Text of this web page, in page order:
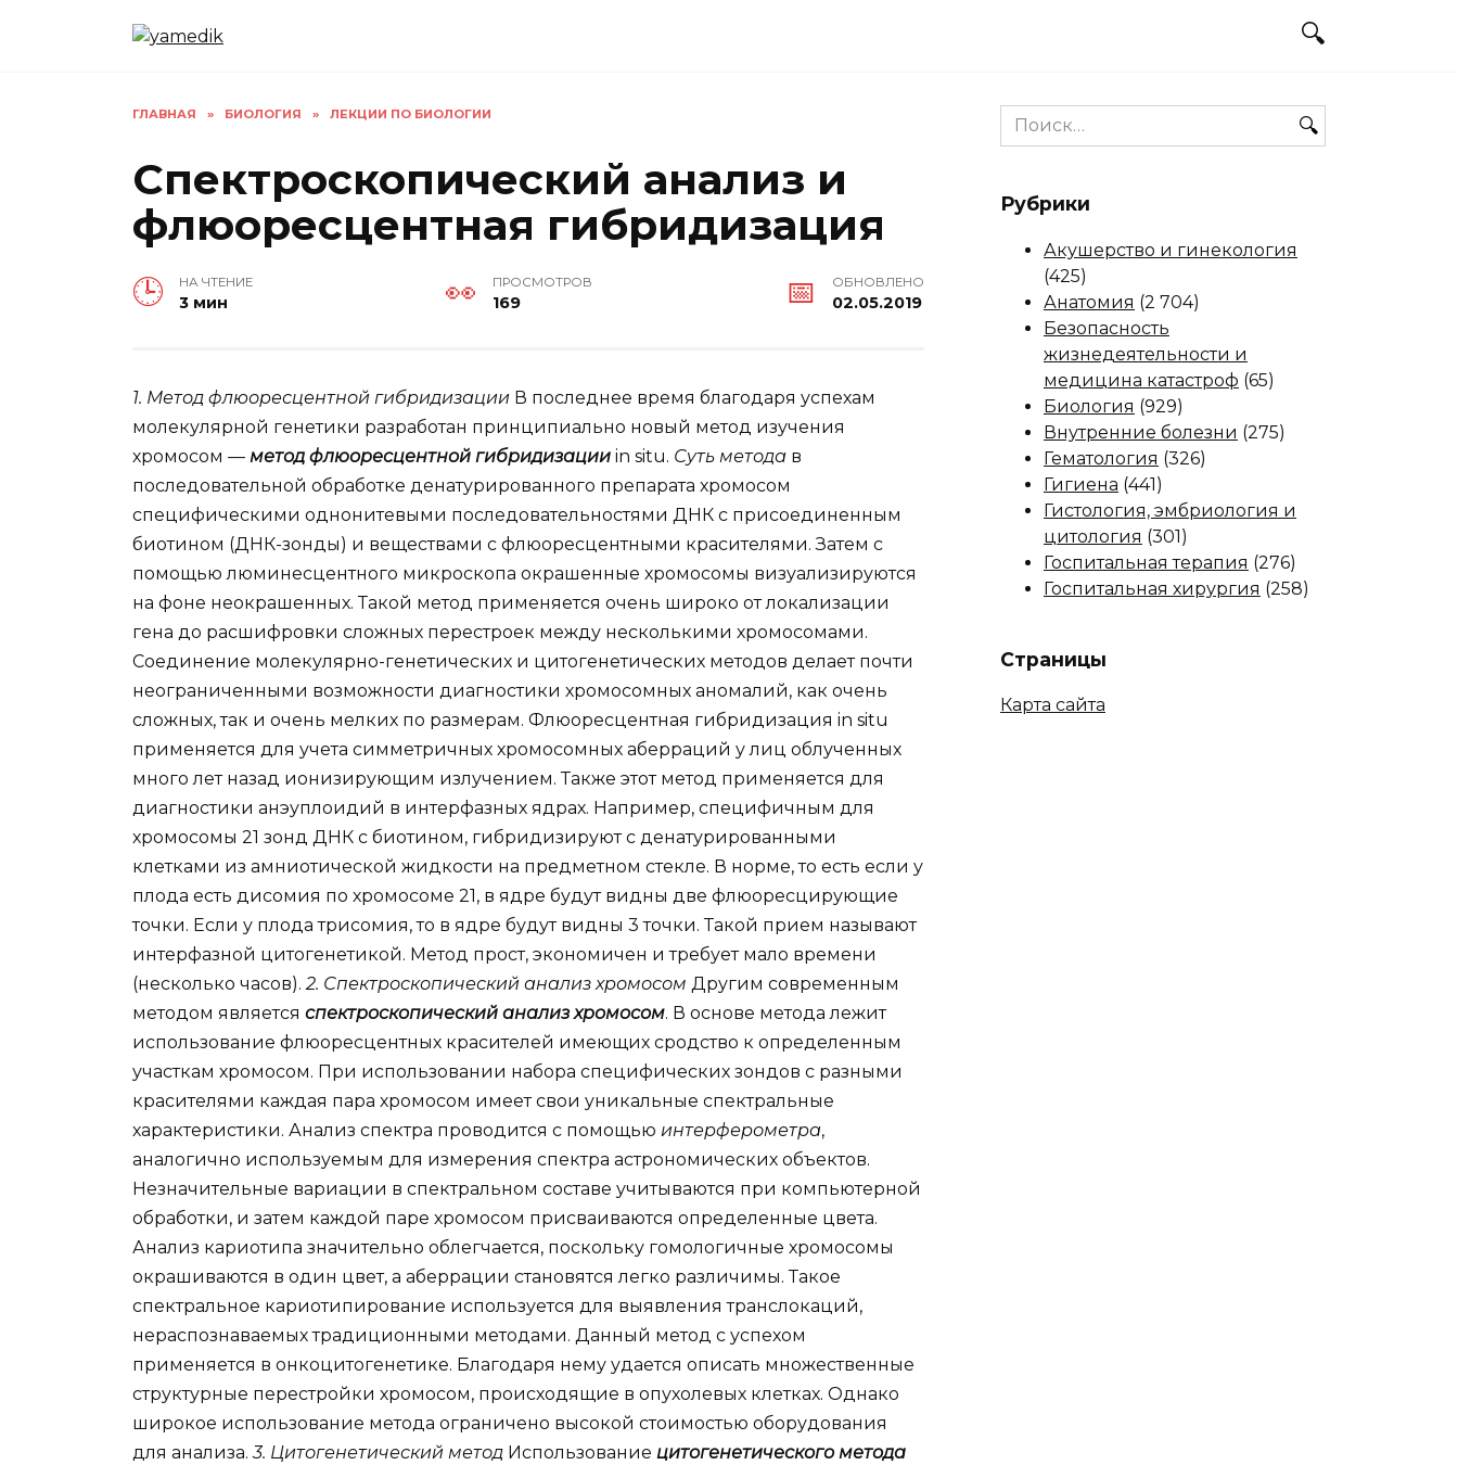
ГЛАВНАЯ » БИОЛОГИЯ » ЛЕКЦИИ ПО БИОЛОГИИ
Спектроскопический анализ и
флюоресцентная гибридизация
НА ЧТЕНИЕ
3 мин
ПРОСМОТРОВ
169
ОБНОВЛЕНО
02.05.2019
1. Метод флюоресцентной гибридизации В последнее время благодаря успехам
молекулярной генетики разработан принципиально новый метод изучения
хромосом — метод флюоресцентной гибридизации in situ. Суть метода в
последовательной обработке денатурированного препарата хромосом
специфическими однонитевыми последовательностями ДНК с присоединенным
биотином (ДНК-зонды) и веществами с флюоресцентными красителями. Затем с
помощью люминесцентного микроскопа окрашенные хромосомы визуализируются
на фоне неокрашенных. Такой метод применяется очень широко от локализации
гена до расшифровки сложных перестроек между несколькими хромосомами.
Соединение молекулярно-генетических и цитогенетических методов делает почти
неограниченными возможности диагностики хромосомных аномалий, как очень
сложных, так и очень мелких по размерам. Флюоресцентная гибридизация in situ
применяется для учета симметричных хромосомных аберраций у лиц облученных
много лет назад ионизирующим излучением. Также этот метод применяется для
диагностики анэуплоидий в интерфазных ядрах. Например, специфичным для
хромосомы 21 зонд ДНК с биотином, гибридизируют с денатурированными
клетками из амниотической жидкости на предметном стекле. В норме, то есть если у
плода есть дисомия по хромосоме 21, в ядре будут видны две флюоресцирующие
точки. Если у плода трисомия, то в ядре будут видны 3 точки. Такой прием называют
интерфазной цитогенетикой. Метод прост, экономичен и требует мало времени
(несколько часов).2. Спектроскопический анализ хромосом Другим современным
методом является спектроскопический анализ хромосом. В основе метода лежит
использование флюоресцентных красителей имеющих сродство к определенным
участкам хромосом. При использовании набора специфических зондов с разными
красителями каждая пара хромосом имеет свои уникальные спектральные
характеристики. Анализ спектра проводится с помощью интерферометра,
аналогично используемым для измерения спектра астрономических объектов.
Незначительные вариации в спектральном составе учитываются при компьютерной
обработки, и затем каждой паре хромосом присваиваются определенные цвета.
Анализ кариотипа значительно облегчается, поскольку гомологичные хромосомы
окрашиваются в один цвет, а аберрации становятся легко различимы. Такое
спектральное кариотипирование используется для выявления транслокаций,
нераспознаваемых традиционными методами. Данный метод с успехом
применяется в онкоцитогенетике. Благодаря нему удается описать множественные
структурные перестройки хромосом, происходящие в опухолевых клетках. Однако
широкое использование метода ограничено высокой стоимостью оборудования
для анализа.3. Цитогенетический метод Использование цитогенетического метода
Search
for:
Рубрики
Акушерство и гинекология
(425)
Анатомия (2 704)
Безопасность
жизнедеятельности и
медицина катастроф (65)
Биология (929)
Внутренние болезни (275)
Гематология (326)
Гигиена (441)
Гистология, эмбриология и
цитология (301)
Госпитальная терапия (276)
Госпитальная хирургия (258)
Страницы
Карта сайта